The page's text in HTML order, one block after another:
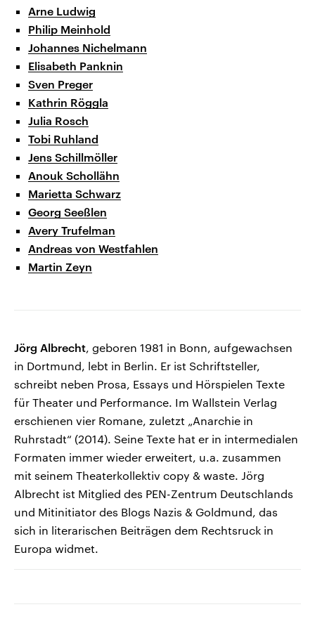
Arne Ludwig
Philip Meinhold
Johannes Nichelmann
Elisabeth Panknin
Sven Preger
Kathrin Röggla
Julia Rosch
Tobi Ruhland
Jens Schillmöller
Anouk Schollähn
Marietta Schwarz
Georg Seeßlen
Avery Trufelman
Andreas von Westfahlen
Martin Zeyn
Jörg Albrecht, geboren 1981 in Bonn, aufgewachsen
in Dortmund, lebt in Berlin. Er ist Schriftsteller,
schreibt neben Prosa, Essays und Hörspielen Texte
für Theater und Performance. Im Wallstein Verlag
erschienen vier Romane, zuletzt „Anarchie in
Ruhrstadt“ (2014). Seine Texte hat er in intermedialen
Formaten immer wieder erweitert, u.a. zusammen
mit seinem Theaterkollektiv copy & waste. Jörg
Albrecht ist Mitglied des PEN-Zentrum Deutschlands
und Mitinitiator des Blogs Nazis & Goldmund, das
sich in literarischen Beiträgen dem Rechtsruck in
Europa widmet.